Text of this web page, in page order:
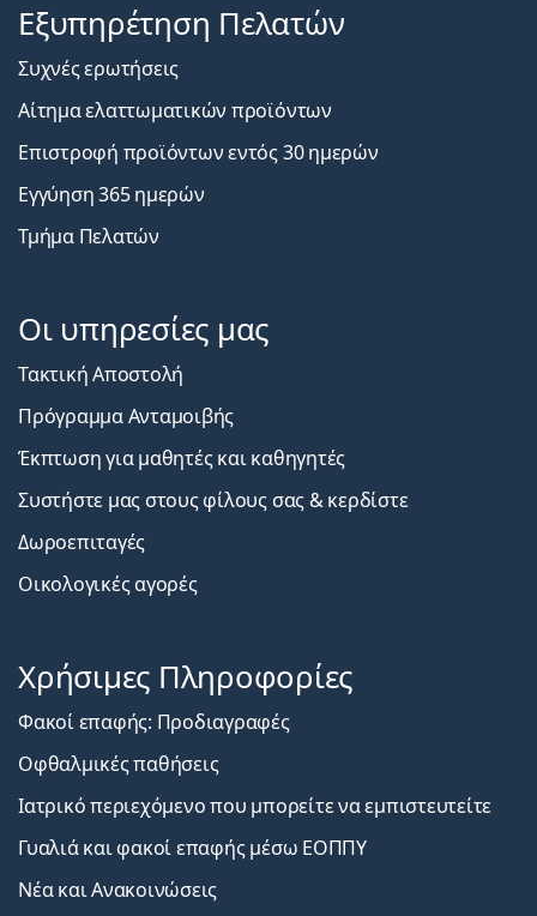
Εξυπηρέτηση Πελατών
Συχνές ερωτήσεις
Αίτημα ελαττωματικών προϊόντων
Επιστροφή προϊόντων εντός 30 ημερών
Εγγύηση 365 ημερών
Τμήμα Πελατών
Οι υπηρεσίες μας
Τακτική Αποστολή
Πρόγραμμα Ανταμοιβής
Έκπτωση για μαθητές και καθηγητές
Συστήστε μας στους φίλους σας & κερδίστε
Δωροεπιταγές
Οικολογικές αγορές
Χρήσιμες Πληροφορίες
Φακοί επαφής: Προδιαγραφές
Οφθαλμικές παθήσεις
Ιατρικό περιεχόμενο που μπορείτε να εμπιστευτείτε
Γυαλιά και φακοί επαφής μέσω ΕΟΠΠΥ
Νέα και Ανακοινώσεις